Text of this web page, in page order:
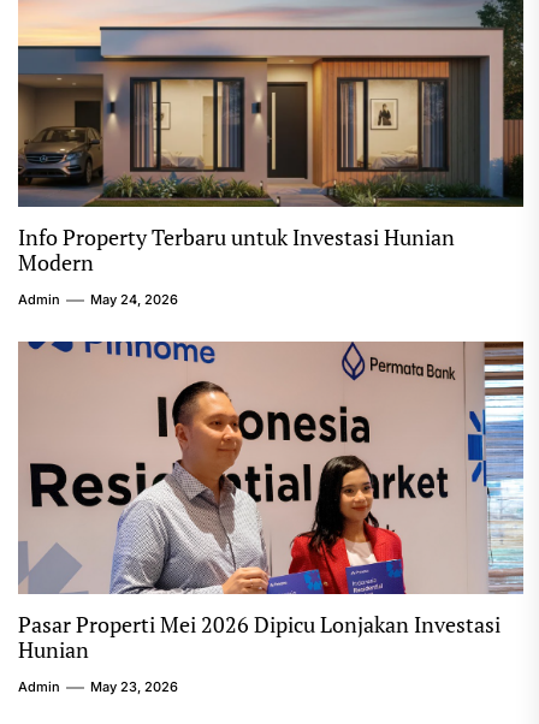
Info Property Terbaru untuk Investasi Hunian
Modern
Admin May 24, 2026
Pasar Properti Mei 2026 Dipicu Lonjakan Investasi
Hunian
Admin May 23, 2026